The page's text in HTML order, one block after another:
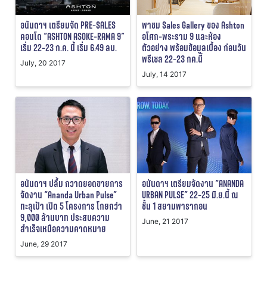
อนันดาฯ เตรียมจัด PRE-SALES
คอนโด “ASHTON ASOKE-RAMA 9”
เริ่ม 22-23 ก.ค. นี้ เริ่ม 6.49 ลบ.
July, 20 2017
พาชม Sales Gallery ของ Ashton
อโศก-พระราม 9 และห้อง
ตัวอย่าง พร้อมข้อมูลเบื้อง ก่อนวัน
พรีเซล 22-23 กค.นี้
July, 14 2017
อนันดาฯ ปลื้ม กวาดยอดขายการ
จัดงาน “Ananda Urban Pulse”
ทะลุเป้า เปิด 5 โครงการ โกยกว่า
9,000 ล้านบาท ประสบความ
สำเร็จเหนือความคาดหมาย
June, 29 2017
อนันดาฯ เตรียมจัดงาน “ANANDA
URBAN PULSE” 22-25 มิ.ย.นี้ ณ
ชั้น 1 สยามพารากอน
June, 21 2017